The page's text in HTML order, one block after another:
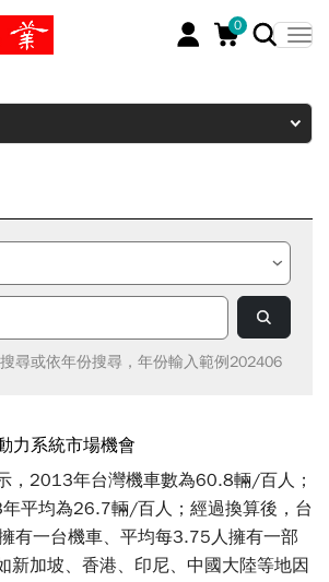
0
尋或依年份搜尋，年份輸入範例202406
力系統市場機會
，2013年台灣機車數為60.8輛/百人；
平均為26.7輛/百人；經過換算後，台
有一台機車、平均每3.75人擁有一部
新加坡、香港、印尼、中國大陸等地因